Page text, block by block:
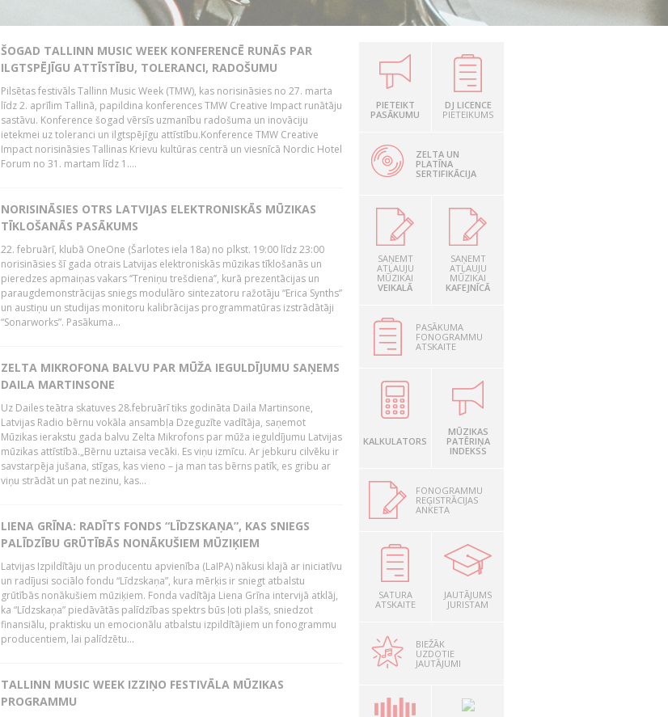
ŠOGAD TALLINN MUSIC WEEK KONFERENCĒ RUNĀS PAR
ILGTSPĒJĪGU ATTĪSTĪBU, TOLERANCI, RADOŠUMU
Pilsētas festivāls Tallinn Music Week (TMW), kas norisināsies no 27. marta
līdz 2. aprīlim Tallinā, papildina konferences TMW Creative Impact runātāju
sastāvu. Konference šogad vērsīs uzmanību radošuma un inovāciju
ietekmei uz toleranci un ilgtspējīgu attīstību.Konference TMW Creative
Impact norisināsies Tallinas Krievu kultūras centrā un viesnīcā Nordic Hotel
Forum no 31. martam līdz 1....
NORISINĀSIES OTRS LATVIJAS ELEKTRONISKĀS MŪZIKAS
TĪKLOŠANĀS PASĀKUMS
22. februārī, klubā OneOne (Šarlotes iela 18a) no plkst. 19:00 līdz 23:00
norisināsies šī gada otrais Latvijas elektroniskās mūzikas tīklošanās un
pieredzes apmaiņas vakars ‘’Treniņu trešdiena’’, kurā prezentācijas un
paraugdemonstrācijas sniegs modulāro sintezatoru ražotāju “Erica Synths”
un austiņu un studijas monitoru kalibrācijas programmatūras izstrādātāji
“Sonarworks”. Pasākuma...
ZELTA MIKROFONA BALVU PAR MŪŽA IEGULDĪJUMU SAŅEMS
DAILA MARTINSONE
Uz Dailes teātra skatuves 28.februārī tiks godināta Daila Martinsone,
Latvijas Radio bērnu vokāla ansambļa Dzeguzīte vadītāja, saņemot
Mūzikas ierakstu gada balvu Zelta Mikrofons par mūža ieguldījumu Latvijas
mūzikas attīstībā.„Bērnu uztaisa vecāki. Es viņu izmīcu. Ar jebkuru cilvēku ir
savstarpēja jušana, stīgas, kas vieno – ja man tas bērns patīk, es gribu ar
viņu strādāt un pat nezinu, kas...
LIENA GRĪNA: RADĪTS FONDS “LĪDZSKAŅA”, KAS SNIEGS
PALĪDZĪBU GRŪTĪBĀS NONĀKUŠIEM MŪZIĶIEM
Latvijas Izpildītāju un producentu apvienība (LaIPA) nākusi klajā ar iniciatīvu
un radījusi sociālo fondu “Līdzskaņa”, kura mērķis ir sniegt atbalstu
grūtībās nonākušiem mūziķiem. Fonda vadītāja Liena Grīna intervijā atklāj,
ka “Līdzskaņa” piedāvātās palīdzības spektrs būs ļoti plašs, sniedzot
finansiālu, praktisku un emocionālu atbalstu izpildītājiem un fonogrammu
producentiem, lai palīdzētu...
TALLINN MUSIC WEEK IZZIŅO FESTIVĀLA MŪZIKAS
PROGRAMMU
PIETEIKT
PASĀKUMU
DJ LICENCE
PIETEIKUMS
ZELTA UN
PLATĪNA
SERTIFIKĀCIJA
SAŅEMT
ATĻAUJU
MŪZIKAI
VEIKALĀ
SAŅEMT
ATĻAUJU
MŪZIKAI
KAFEJNĪCĀ
PASĀKUMA
FONOGRAMMU
ATSKAITE
KALKULATORS
MŪZIKAS
PATĒRIŅA
INDEKSS
FONOGRAMMU
REĢISTRĀCIJAS
ANKETA
SATURA
ATSKAITE
JAUTĀJUMS
JURISTAM
BIEŽĀK
UZDOTIE
JAUTĀJUMI